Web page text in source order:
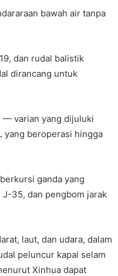
bawah air tanpa
dan rudal balistik
dirancang untuk
— varian yang dijuluki
yang beroperasi hingga
ganda yang
35, dan pengbom jarak
laut, dan udara, dalam
peluncur kapal selam
Xinhua dapat